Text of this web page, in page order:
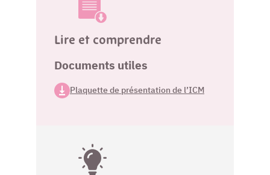
Lire et comprendre
Documents utiles
Plaquette de présentation de l’ICM